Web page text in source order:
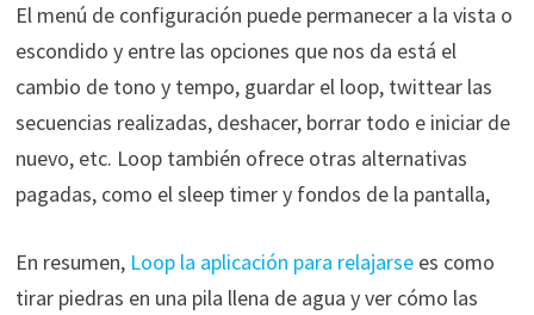
El menú de configuración puede permanecer a la vista o
escondido y entre las opciones que nos da está el
cambio de tono y tempo, guardar el loop, twittear las
secuencias realizadas, deshacer, borrar todo e iniciar de
nuevo, etc. Loop también ofrece otras alternativas
pagadas, como el sleep timer y fondos de la pantalla,
En resumen, Loop la aplicación para relajarsees como
tirar piedras en una pila llena de agua y ver cómo las